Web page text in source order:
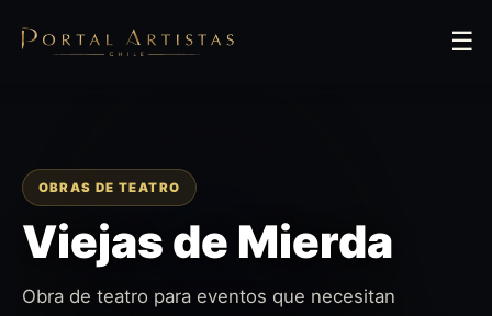
☰
OBRAS DE TEATRO
Viejas de Mierda
Obra de teatro para eventos que necesitan